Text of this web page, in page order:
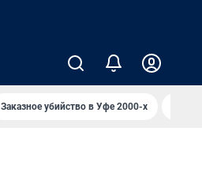
Заказное убийство в Уфе 2000-х